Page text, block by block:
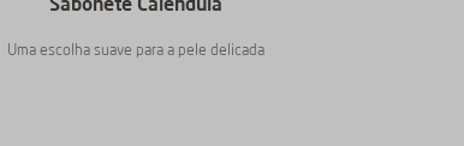
Uma escolha suave para a pele delicada